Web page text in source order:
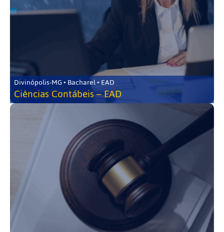
Divinópolis-MG • Bacharel • EAD
Ciências Contábeis – EAD